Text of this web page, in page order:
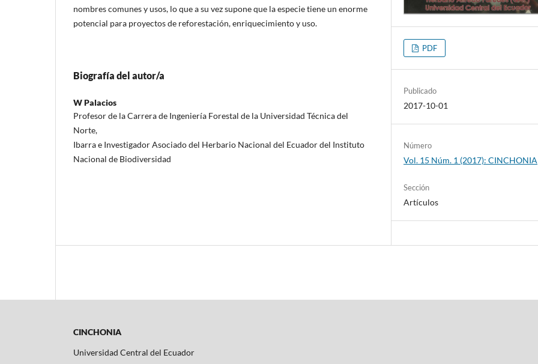
nombres comunes y usos, lo que a su vez supone que la especie tiene un enorme
potencial para proyectos de reforestación, enriquecimiento y uso.
Biografía del autor/a
W Palacios
Profesor de la Carrera de Ingeniería Forestal de la Universidad Técnica del
Norte,
Ibarra e Investigador Asociado del Herbario Nacional del Ecuador del Instituto
Nacional de Biodiversidad
PDF
Publicado
2017-10-01
Número
Vol. 15 Núm. 1 (2017): CINCHONIA
Sección
Artículos
CINCHONIA
Universidad Central del Ecuador